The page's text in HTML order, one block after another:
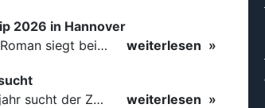
2026 in Hannover
Der erste Deutsche Meister steht fest B-Boy Roman siegt bei den Juniors
weiterlesen
Für einige nachgemeldete Turniere im 2 Halbjahr sucht der ZWE noch Wertungsrichter.
weiterlesen